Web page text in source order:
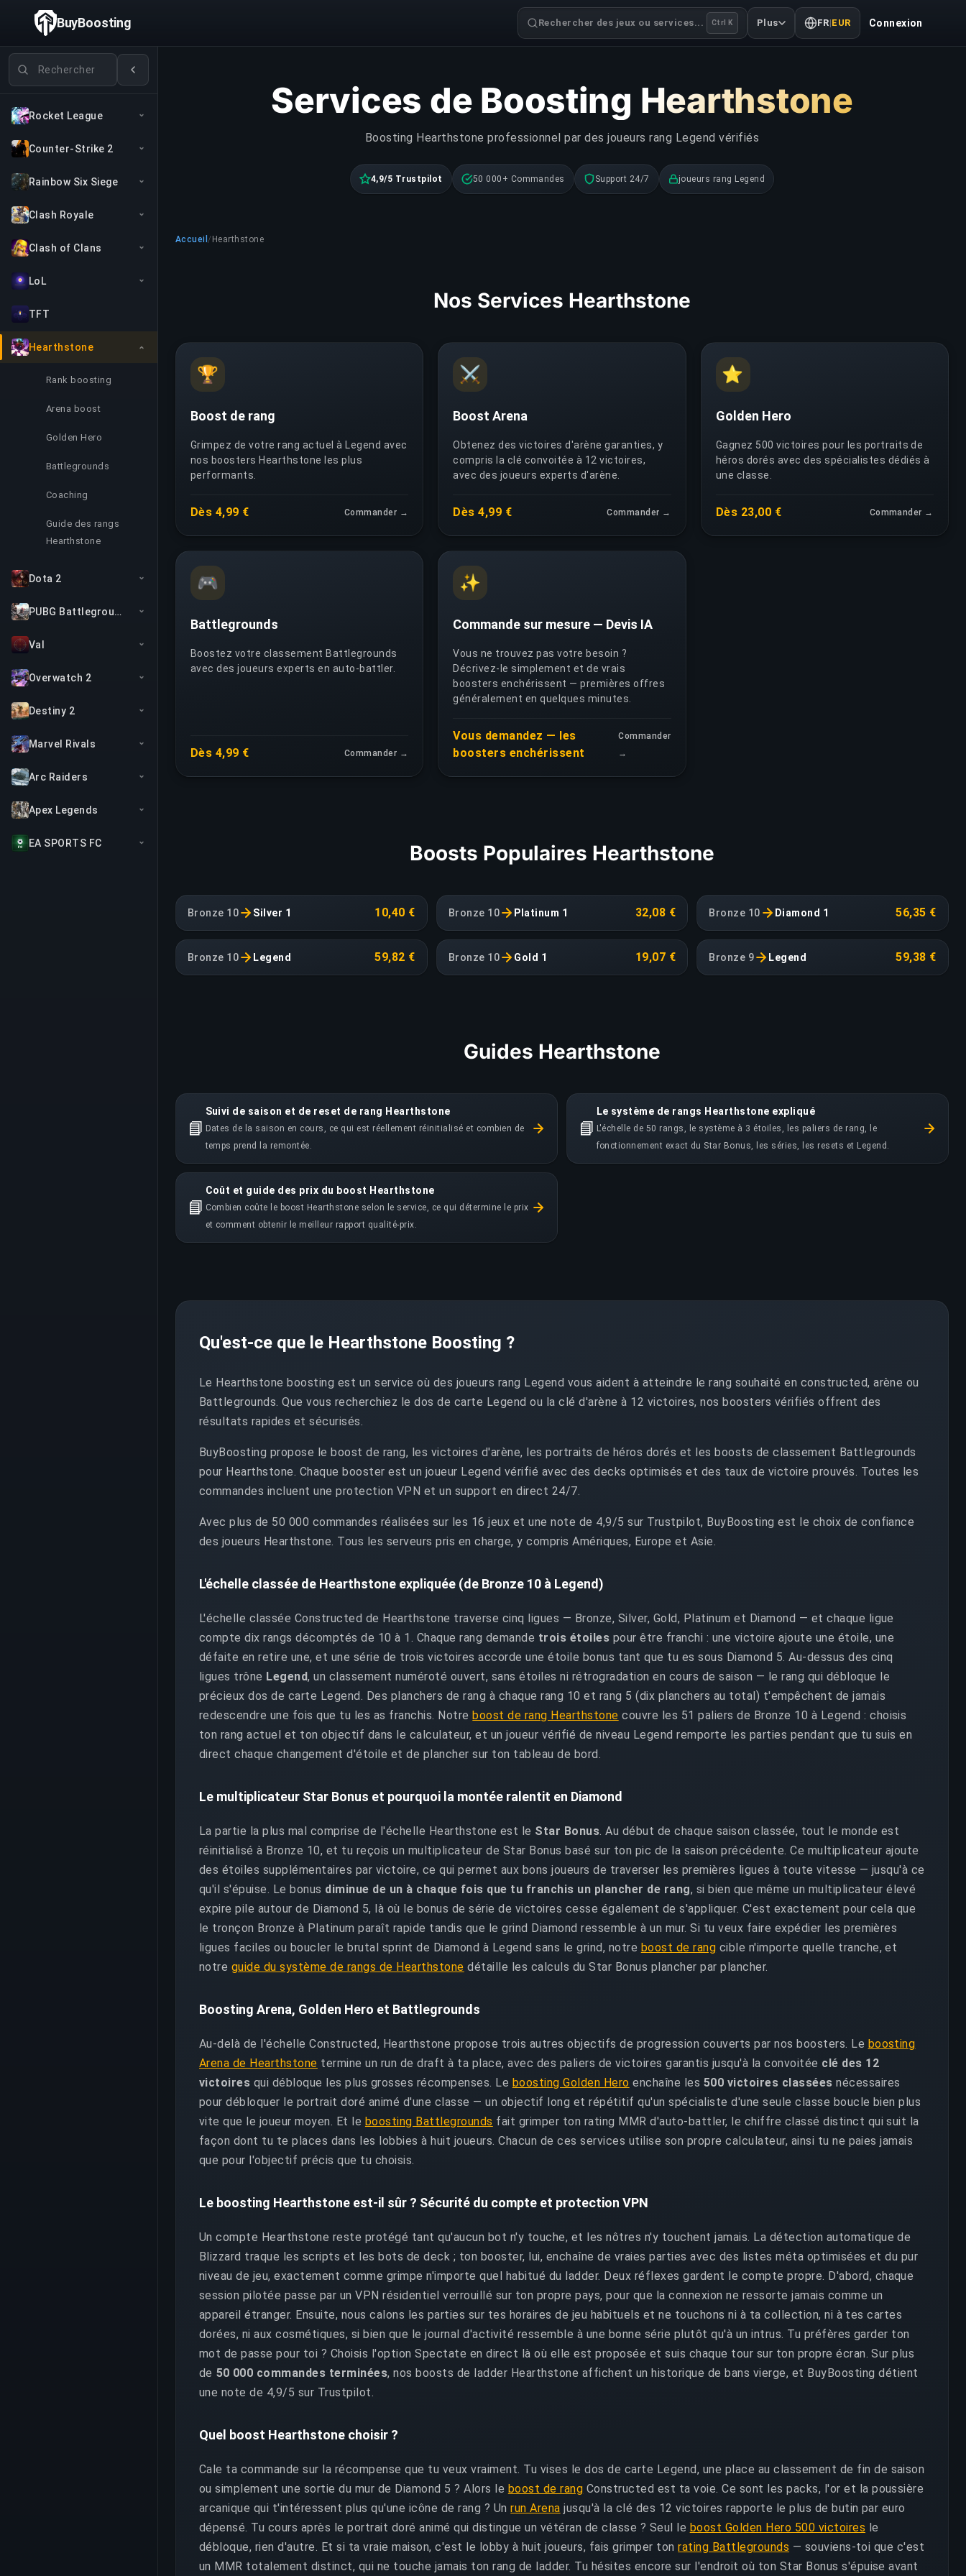
Rechercher des jeux
Rocket League
Counter-Strike 2
Rainbow Six Siege
Clash Royale
Clash of Clans
LoL
TFT
Hearthstone
Rank boosting
Arena boost
Golden Hero
Battlegrounds
Coaching
Guide des rangs
Hearthstone
Dota 2
PUBG Battlegrounds
Val
Overwatch 2
Destiny 2
Marvel Rivals
Arc Raiders
Apex Legends
EA SPORTS FC
BuyBoosting Rechercher des jeux ou services... Ctrl K Plus FR|EUR Connexion
Services de Boosting Hearthstone
Boosting Hearthstone professionnel par des joueurs rang Legend vérifiés
4,9/5 Trustpilot 50 000+ Commandes Support 24/7 joueurs rang Legend
Accueil/ Hearthstone
Nos Services Hearthstone
🏆
Boost de rang
Grimpez de votre rang actuel à Legend avec
nos boosters Hearthstone les plus
performants.
Dès 4,99 € Commander →
⚔️
Boost Arena
Obtenez des victoires d'arène garanties, y
compris la clé convoitée à 12 victoires,
avec des joueurs experts d'arène.
Dès 4,99 € Commander →
⭐
Golden Hero
Gagnez 500 victoires pour les portraits de
héros dorés avec des spécialistes dédiés à
une classe.
Dès 23,00 € Commander →
🎮
Battlegrounds
Boostez votre classement Battlegrounds
avec des joueurs experts en auto-battler.
Dès 4,99 € Commander →
✨
Commande sur mesure — Devis IA
Vous ne trouvez pas votre besoin ?
Décrivez-le simplement et de vrais
boosters enchérissent — premières offres
généralement en quelques minutes.
Vous demandez — les
boosters enchérissent
Commander
→
Boosts Populaires Hearthstone
Bronze 10 Silver 1 10,40 € Bronze 10 Platinum 1 32,08 € Bronze 10 Diamond 1 56,35 €
Bronze 10 Legend 59,82 € Bronze 10 Gold 1 19,07 € Bronze 9 Legend 59,38 €
Guides Hearthstone
📘
Suivi de saison et de reset de rang Hearthstone
Dates de la saison en cours, ce qui est réellement réinitialisé et combien de
temps prend la remontée.
📘
Le système de rangs Hearthstone expliqué
L'échelle de 50 rangs, le système à 3 étoiles, les paliers de rang, le
fonctionnement exact du Star Bonus, les séries, les resets et Legend.
📘
Coût et guide des prix du boost Hearthstone
Combien coûte le boost Hearthstone selon le service, ce qui détermine le prix
et comment obtenir le meilleur rapport qualité-prix.
Qu'est-ce que le Hearthstone Boosting ?
Le Hearthstone boosting est un service où des joueurs rang Legend vous aident à atteindre le rang souhaité en constructed, arène ou
Battlegrounds. Que vous recherchiez le dos de carte Legend ou la clé d'arène à 12 victoires, nos boosters vérifiés offrent des
résultats rapides et sécurisés.
BuyBoosting propose le boost de rang, les victoires d'arène, les portraits de héros dorés et les boosts de classement Battlegrounds
pour Hearthstone. Chaque booster est un joueur Legend vérifié avec des decks optimisés et des taux de victoire prouvés. Toutes les
commandes incluent une protection VPN et un support en direct 24/7.
Avec plus de 50 000 commandes réalisées sur les 16 jeux et une note de 4,9/5 sur Trustpilot, BuyBoosting est le choix de confiance
des joueurs Hearthstone. Tous les serveurs pris en charge, y compris Amériques, Europe et Asie.
L'échelle classée de Hearthstone expliquée (de Bronze 10 à Legend)
L'échelle classée Constructed de Hearthstone traverse cinq ligues — Bronze, Silver, Gold, Platinum et Diamond — et chaque ligue
compte dix rangs décomptés de 10 à 1. Chaque rang demande trois étoiles pour être franchi : une victoire ajoute une étoile, une
défaite en retire une, et une série de trois victoires accorde une étoile bonus tant que tu es sous Diamond 5. Au-dessus des cinq
ligues trône Legend, un classement numéroté ouvert, sans étoiles ni rétrogradation en cours de saison — le rang qui débloque le
précieux dos de carte Legend. Des planchers de rang à chaque rang 10 et rang 5 (dix planchers au total) t'empêchent de jamais
redescendre une fois que tu les as franchis. Notreboost de rang Hearthstone couvre les 51 paliers de Bronze 10 à Legend : choisis
ton rang actuel et ton objectif dans le calculateur, et un joueur vérifié de niveau Legend remporte les parties pendant que tu suis en
direct chaque changement d'étoile et de plancher sur ton tableau de bord.
Le multiplicateur Star Bonus et pourquoi la montée ralentit en Diamond
La partie la plus mal comprise de l'échelle Hearthstone est le Star Bonus. Au début de chaque saison classée, tout le monde est
réinitialisé à Bronze 10, et tu reçois un multiplicateur de Star Bonus basé sur ton pic de la saison précédente. Ce multiplicateur ajoute
des étoiles supplémentaires par victoire, ce qui permet aux bons joueurs de traverser les premières ligues à toute vitesse — jusqu'à ce
qu'il s'épuise. Le bonus diminue de un à chaque fois que tu franchis un plancher de rang, si bien que même un multiplicateur élevé
expire pile autour de Diamond 5, là où le bonus de série de victoires cesse également de s'appliquer. C'est exactement pour cela que
le tronçon Bronze à Platinum paraît rapide tandis que le grind Diamond ressemble à un mur. Si tu veux faire expédier les premières
ligues faciles ou boucler le brutal sprint de Diamond à Legend sans le grind, notre boost de rang cible n'importe quelle tranche, et
notre guide du système de rangs de Hearthstone détaille les calculs du Star Bonus plancher par plancher.
Boosting Arena, Golden Hero et Battlegrounds
Au-delà de l'échelle Constructed, Hearthstone propose trois autres objectifs de progression couverts par nos boosters. Le boosting
Arena de Hearthstone termine un run de draft à ta place, avec des paliers de victoires garantis jusqu'à la convoitée clé des 12
victoires qui débloque les plus grosses récompenses. Le boosting Golden Hero enchaîne les 500 victoires classées nécessaires
pour débloquer le portrait doré animé d'une classe — un objectif long et répétitif qu'un spécialiste d'une seule classe boucle bien plus
vite que le joueur moyen. Et le boosting Battlegrounds fait grimper ton rating MMR d'auto-battler, le chiffre classé distinct qui suit la
façon dont tu te places dans les lobbies à huit joueurs. Chacun de ces services utilise son propre calculateur, ainsi tu ne paies jamais
que pour l'objectif précis que tu choisis.
Le boosting Hearthstone est-il sûr ? Sécurité du compte et protection VPN
Un compte Hearthstone reste protégé tant qu'aucun bot n'y touche, et les nôtres n'y touchent jamais. La détection automatique de
Blizzard traque les scripts et les bots de deck ; ton booster, lui, enchaîne de vraies parties avec des listes méta optimisées et du pur
niveau de jeu, exactement comme grimpe n'importe quel habitué du ladder. Deux réflexes gardent le compte propre. D'abord, chaque
session pilotée passe par un VPN résidentiel verrouillé sur ton propre pays, pour que la connexion ne ressorte jamais comme un
appareil étranger. Ensuite, nous calons les parties sur tes horaires de jeu habituels et ne touchons ni à ta collection, ni à tes cartes
dorées, ni aux cosmétiques, si bien que le journal d'activité ressemble à une bonne série plutôt qu'à un intrus. Tu préfères garder ton
mot de passe pour toi ? Choisis l'option Spectate en direct là où elle est proposée et suis chaque tour sur ton propre écran. Sur plus
de 50 000 commandes terminées, nos boosts de ladder Hearthstone affichent un historique de bans vierge, et BuyBoosting détient
une note de 4,9/5 sur Trustpilot.
Quel boost Hearthstone choisir ?
Cale ta commande sur la récompense que tu veux vraiment. Tu vises le dos de carte Legend, une place au classement de fin de saison
ou simplement une sortie du mur de Diamond 5 ? Alors le boost de rang Constructed est ta voie. Ce sont les packs, l'or et la poussière
arcanique qui t'intéressent plus qu'une icône de rang ? Unrun Arena jusqu'à la clé des 12 victoires rapporte le plus de butin par euro
dépensé. Tu cours après le portrait doré animé qui distingue un vétéran de classe ? Seul le boost Golden Hero 500 victoires le
débloque, rien d'autre. Et si ta vraie maison, c'est le lobby à huit joueurs, fais grimper tonrating Battlegrounds — souviens-toi que c'est
un MMR totalement distinct, qui ne touche jamais ton rang de ladder. Tu hésites encore sur l'endroit où ton Star Bonus s'épuise avant